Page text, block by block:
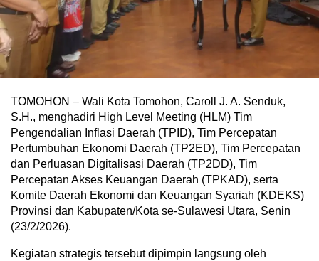
TOMOHON – Wali Kota Tomohon, Caroll J. A. Senduk,
S.H., menghadiri High Level Meeting (HLM) Tim
Pengendalian Inflasi Daerah (TPID), Tim Percepatan
Pertumbuhan Ekonomi Daerah (TP2ED), Tim Percepatan
dan Perluasan Digitalisasi Daerah (TP2DD), Tim
Percepatan Akses Keuangan Daerah (TPKAD), serta
Komite Daerah Ekonomi dan Keuangan Syariah (KDEKS)
Provinsi dan Kabupaten/Kota se-Sulawesi Utara, Senin
(23/2/2026).
Kegiatan strategis tersebut dipimpin langsung oleh